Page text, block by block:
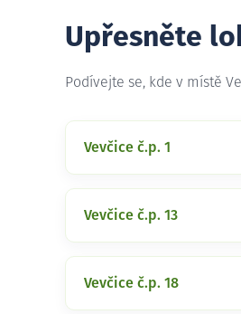
Upřesněte
Podívejte se, kde v místě
Vevčice č.p. 1
Vevčice č.p. 13
Vevčice č.p. 18